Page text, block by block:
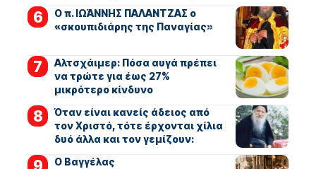
Ο π. ΙΩΆΝΝΗΣ ΠΑΛΑΝΤΖΑΣ ο
«σκουπιδιάρης της Παναγίας»
Αλτσχάιμερ: Πόσα αυγά πρέπει
να τρώτε για έως 27%
μικρότερο κίνδυνο
Όταν είναι κανείς άδειος από
τον Χριστό, τότε έρχονται χίλια
δυό άλλα και τον γεμίζουν:
Ο Βαγγέλας